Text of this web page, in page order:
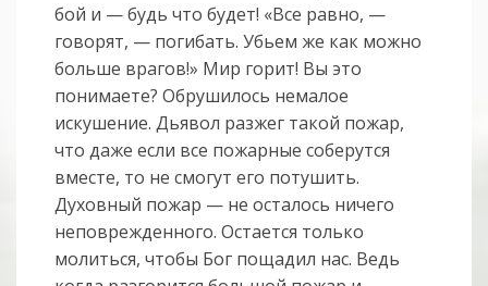
бой и — будь что будет! «Все равно, —
говорят, — погибать. Убьем же как можно
больше врагов!» Мир горит! Вы это
понимаете? Обрушилось немалое
искушение. Дьявол разжег такой пожар,
что даже если все пожарные соберутся
вместе, то не смогут его потушить.
Духовный пожар — не осталось ничего
неповрежденного. Остается только
молиться, чтобы Бог пощадил нас. Ведь